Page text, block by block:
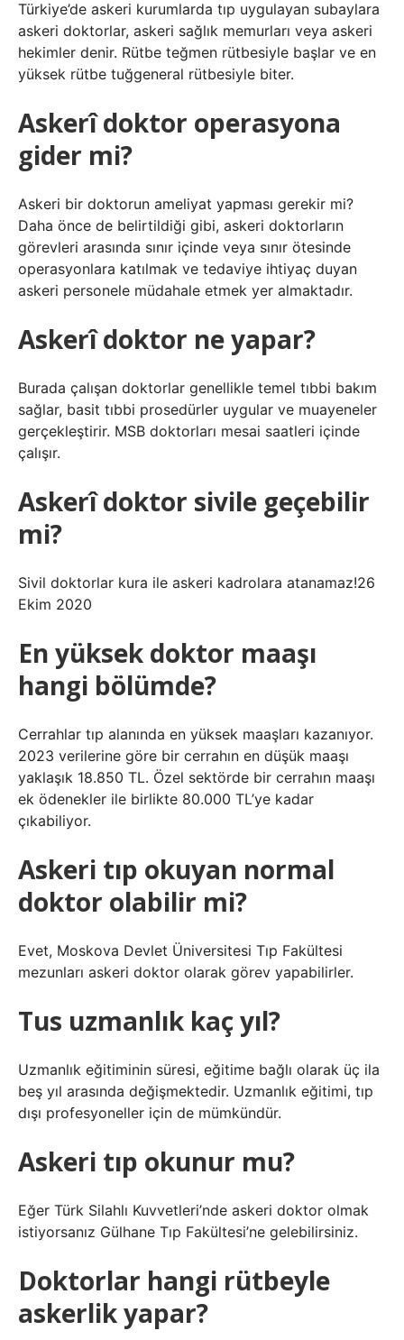
Türkiye’de askeri kurumlarda tıp uygulayan subaylara
askeri doktorlar, askeri sağlık memurları veya askeri
hekimler denir. Rütbe teğmen rütbesiyle başlar ve en
yüksek rütbe tuğgeneral rütbesiyle biter.
Askerî doktor operasyona
gider mi?
Askeri bir doktorun ameliyat yapması gerekir mi?
Daha önce de belirtildiği gibi, askeri doktorların
görevleri arasında sınır içinde veya sınır ötesinde
operasyonlara katılmak ve tedaviye ihtiyaç duyan
askeri personele müdahale etmek yer almaktadır.
Askerî doktor ne yapar?
Burada çalışan doktorlar genellikle temel tıbbi bakım
sağlar, basit tıbbi prosedürler uygular ve muayeneler
gerçekleştirir. MSB doktorları mesai saatleri içinde
çalışır.
Askerî doktor sivile geçebilir
mi?
Sivil doktorlar kura ile askeri kadrolara atanamaz!26
Ekim 2020
En yüksek doktor maaşı
hangi bölümde?
Cerrahlar tıp alanında en yüksek maaşları kazanıyor.
2023 verilerine göre bir cerrahın en düşük maaşı
yaklaşık 18.850 TL. Özel sektörde bir cerrahın maaşı
ek ödenekler ile birlikte 80.000 TL’ye kadar
çıkabiliyor.
Askeri tıp okuyan normal
doktor olabilir mi?
Evet, Moskova Devlet Üniversitesi Tıp Fakültesi
mezunları askeri doktor olarak görev yapabilirler.
Tus uzmanlık kaç yıl?
Uzmanlık eğitiminin süresi, eğitime bağlı olarak üç ila
beş yıl arasında değişmektedir. Uzmanlık eğitimi, tıp
dışı profesyoneller için de mümkündür.
Askeri tıp okunur mu?
Eğer Türk Silahlı Kuvvetleri’nde askeri doktor olmak
istiyorsanız Gülhane Tıp Fakültesi’ne gelebilirsiniz.
Doktorlar hangi rütbeyle
askerlik yapar?